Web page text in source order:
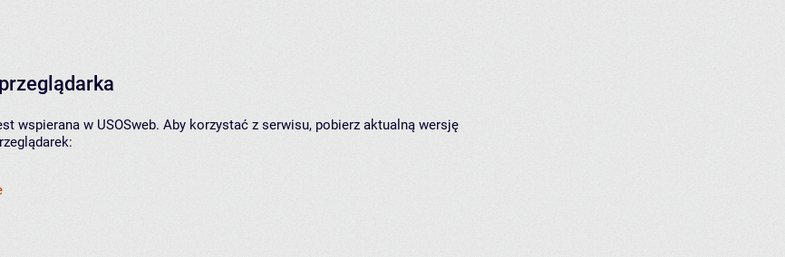
wspierana w USOSweb. Aby korzystać z serwisu, pobierz aktualną wersję